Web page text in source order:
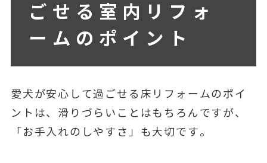
ごせる室内リフォ
ームのポイント
愛犬が安心して過ごせる床リフォームのポイ
ントは、滑りづらいことはもちろんですが、
「お手入れのしやすさ」も大切です。